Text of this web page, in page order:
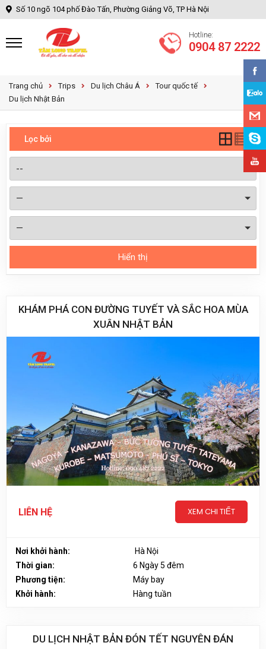
Số 10 ngõ 104 phố Đào Tấn, Phường Giảng Võ, TP Hà Nội
Hotline:
0904 87 2222
Trang chủ Trips Du lịch Châu Á
Tour quốc tế
Du lịch Nhật Bản
Lọc bởi
Hiển thị
KHÁM PHÁ CON ĐƯỜNG TUYẾT VÀ SẮC HOA MÙA
XUÂN NHẬT BẢN
LIÊN HỆ XEM CHI TIẾT
Nơi khởi hành:
Hà Nội
Thời gian:
6 Ngày 5 đêm
Phương tiện:
Máy bay
Khởi hành:
Hàng tuần
DU LỊCH NHẬT BẢN ĐÓN TẾT NGUYÊN ĐÁN